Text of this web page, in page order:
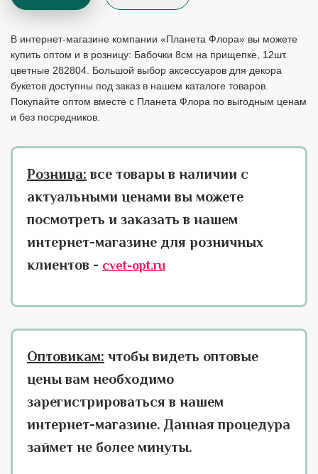
В интернет-магазине компании «Планета Флора» вы можете
купить оптом и в розницу: Бабочки 8см на прищепке, 12шт.
цветные 282804. Большой выбор аксессуаров для декора
букетов доступны под заказ в нашем каталоге товаров.
Покупайте оптом вместе с Планета Флора по выгодным ценам
и без посредников.
Розница: все товары в наличии с
актуальными ценами вы можете
посмотреть и заказать в нашем
интернет-магазине для розничных
клиентов - cvet-opt.ru
Оптовикам: чтобы видеть оптовые
цены вам необходимо
зарегистрироваться в нашем
интернет-магазине. Данная процедура
займет не более минуты.